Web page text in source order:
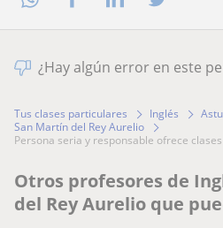
¿Hay algún error en este
Tus clases particulares Inglés
San Martín del Rey Aurelio
persona seria y responsable ofrece
Otros profesores de
del Rey Aurelio que